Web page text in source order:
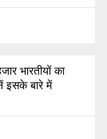
भारतीयों का
इसके बारे में